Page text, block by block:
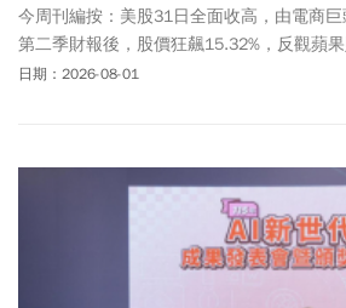
今周刊編按：美股31日全面收高，由電商
第二季財報後，股價狂飆15.32%，反觀蘋
場波動較大，但主要指數普遍收高，道瓊上
週五漲勢？分析師指出，主要是雖然台股
8000多億，讓追價買盤略有疑慮。且台股
局、獲利了結賣壓，不過目前看來4萬點應
週一台股拉回也不用太過擔心或急著出場。
日期：2026-08-01